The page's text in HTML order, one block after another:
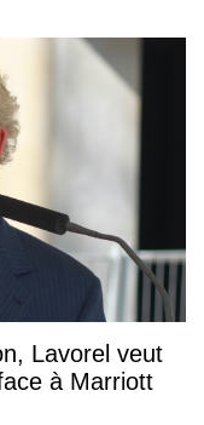
Lavorel veut
à Marriott